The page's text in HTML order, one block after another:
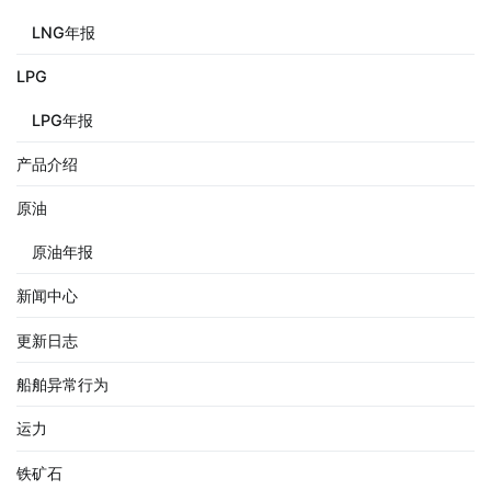
LNG年报
LPG
LPG年报
产品介绍
原油
原油年报
新闻中心
更新日志
船舶异常行为
运力
铁矿石